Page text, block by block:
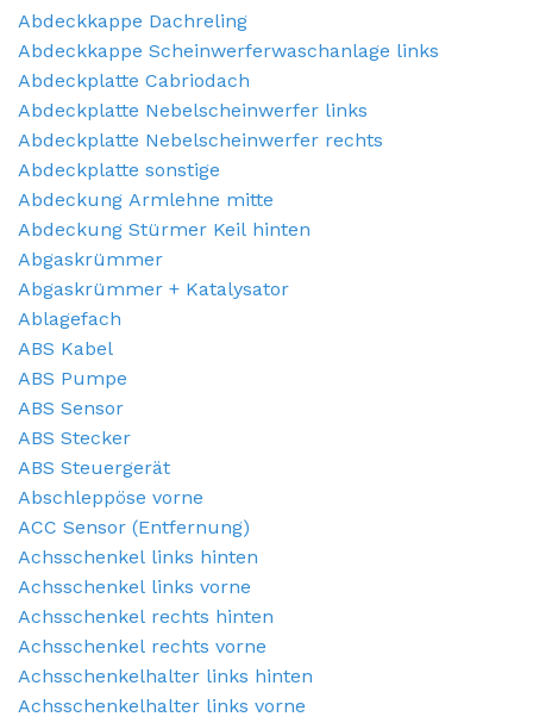
Abdeckkappe Dachreling
Abdeckkappe Scheinwerferwaschanlage links
Abdeckplatte Cabriodach
Abdeckplatte Nebelscheinwerfer links
Abdeckplatte Nebelscheinwerfer rechts
Abdeckplatte sonstige
Abdeckung Armlehne mitte
Abdeckung Stürmer Keil hinten
Abgaskrümmer
Abgaskrümmer + Katalysator
Ablagefach
ABS Kabel
ABS Pumpe
ABS Sensor
ABS Stecker
ABS Steuergerät
Abschleppöse vorne
ACC Sensor (Entfernung)
Achsschenkel links hinten
Achsschenkel links vorne
Achsschenkel rechts hinten
Achsschenkel rechts vorne
Achsschenkelhalter links hinten
Achsschenkelhalter links vorne
Gaspedalposition Sensor
Heizung Bedienpaneel
Heizung Belüftungsmotor
Injektor (Benzineinspritzung)
Instrumentenbrett
Kraftstoffpumpe Elektrisch
Lenkgetriebe
Scheibenwischer Mechanik
Scheibenwischermotor vorne
Sicherheitsgurt links vorne
Sicherheitsgurt rechts vorne
Steuergerät Motormanagement
Steuergerät Motormanagement
Stoßdämpferstrebe rechts vorne
Kotflügel links vorne
Kotflügel rechts vorne
Motor
Motorhaube
Rücklicht links
Rücklicht rechts
Scheinwerfer links
Scheinwerfer rechts
Sitz links
Stoßstange hinten
Stoßstange vorne
Tür 4-türig links hinten
Tür 4-türig links vorne
Tür 4-türig rechts vorne
Mercedes
Mitsubishi
Nissan
Opel
Peugeot
Porsche
Renault
Suzuki
Toyota
Volkswagen
Fiat - Doblo
Fiat - Ducato
Opel - Combo
Peugeot - 107
Peugeot - 2008
Peugeot - 5008
Peugeot - Boxer
Renault - Express
Renault - Laguna
Renault - Master
Renault - Zoe